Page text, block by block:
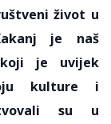
život u
je naš
je uvijek
kulture i
su u